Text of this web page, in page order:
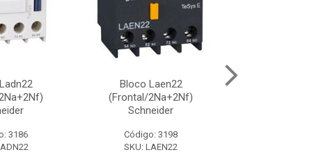
3186
Bloco Laen22
(Frontal/2Na+2Nf)
Schneider
Código: 3198
SKU: LAEN22